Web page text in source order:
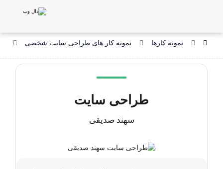
نمونه کارها نمونه کار های طراحی سایت شخصی
طراحی سایت
سهند صدیقی